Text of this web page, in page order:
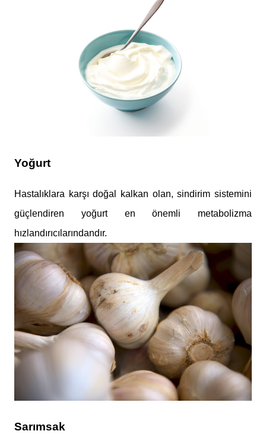
Yoğurt
Hastalıklara karşı doğal kalkan olan, sindirim sistemini
güçlendiren yoğurt en önemli metabolizma
hızlandırıcılarındandır.
Sarımsak